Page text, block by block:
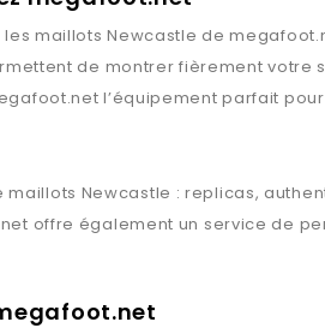
les maillotsNewcastle de
de montrer fièrement
l’équipement parfait
maillots Newcastle : replicas,
offre également un service de